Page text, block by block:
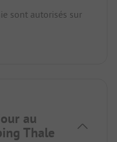
sont autorisés sur
au
Thale